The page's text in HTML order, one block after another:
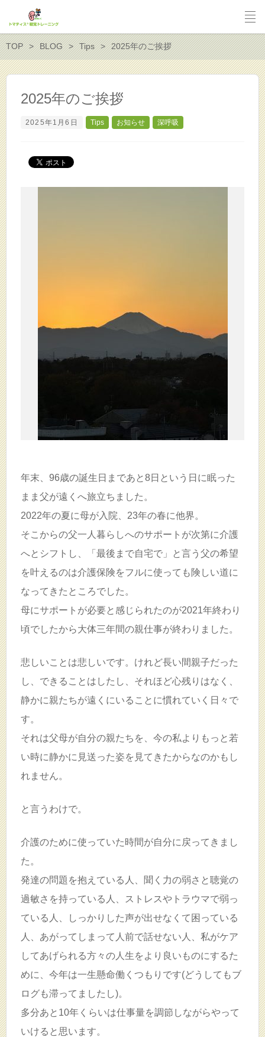
TOP BLOG Tips 2025年のご挨拶
2025年のご挨拶
2025年1月6日 Tips お知らせ 深呼吸
年末、96歳の誕生日まであと8日という日に眠った
まま父が遠くへ旅立ちました。
2022年の夏に母が入院、23年の春に他界。
そこからの父一人暮らしへのサポートが次第に介護
へとシフトし、「最後まで自宅で」と言う父の希望
を叶えるのは介護保険をフルに使っても険しい道に
なってきたところでした。
母にサポートが必要と感じられたのが2021年終わり
頃でしたから大体三年間の親仕事が終わりました。
悲しいことは悲しいです。けれど長い間親子だった
し、できることはしたし、それほど心残りはなく、
静かに親たちが遠くにいることに慣れていく日々で
す。
それは父母が自分の親たちを、今の私よりもっと若
い時に静かに見送った姿を見てきたからなのかもし
れません。
と言うわけで。
介護のために使っていた時間が自分に戻ってきまし
た。
発達の問題を抱えている人、聞く力の弱さと聴覚の
過敏さを持っている人、ストレスやトラウマで弱っ
ている人、しっかりした声が出せなくて困っている
人、あがってしまって人前で話せない人、私がケア
してあげられる方々の人生をより良いものにするた
めに、今年は一生懸命働くつもりです(どうしてもブ
ログも滞ってましたし)。
多分あと10年くらいは仕事量を調節しながらやって
いけると思います。